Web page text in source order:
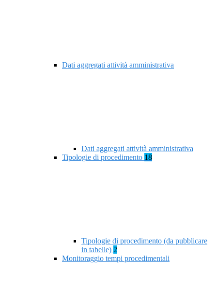
Dati aggregati attività amministrativa
Dati aggregati attività amministrativa
Tipologie di procedimento 18
Tipologie di procedimento (da pubblicare
in tabelle) 2
Monitoraggio tempi procedimentali